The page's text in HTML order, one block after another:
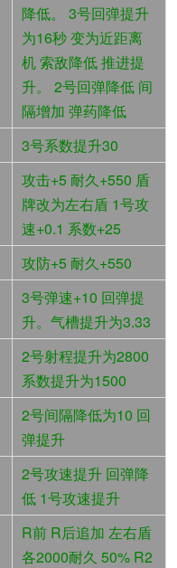
降低。 3号回弹提升
为16秒 变为近距离
机 索敌降低 推进提
升。 2号回弹降低 间
隔增加 弹药降低
3号系数提升30
攻击+5 耐久+550 盾
牌改为左右盾 1号攻
速+0.1 系数+25
攻防+5 耐久+550
3号弹速+10 回弹提
升。气槽提升为3.33
2号射程提升为2800
系数提升为1500
2号间隔降低为10 回
弹提升
2号攻速提升 回弹降
低 1号攻速提升
R前 R后追加 左右盾
各2000耐久 50% R2